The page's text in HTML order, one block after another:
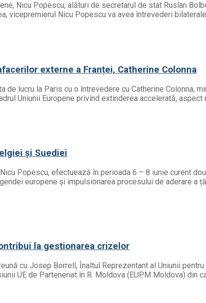
Nicu Popescu, alături de secretarul de stat Ruslan
vicepremierul Nicu Popescu va avea întrevederi
externe a Franței, Catherine Colonna
lucru la Paris cu o întrevedere cu Catherine Colonna,
Uniunii Europene privind extinderea accelerată,
și Suediei
Popescu, efectuează în perioada 6 – 8 iunie curent
europene și impulsionarea procesului de aderare a
la gestionarea crizelor
cu Josep Borrell, Înaltul Reprezentant al Uniunii
UE de Parteneriat în R. Moldova (EUPM Moldova) din